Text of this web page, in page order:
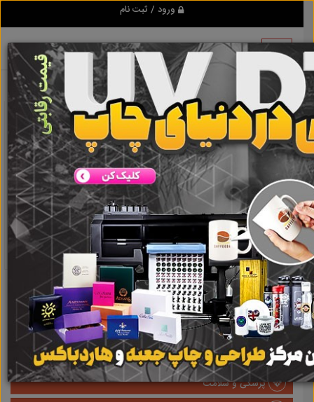
ورود / ثبت نام
نتیجه ای یافت نشد
گروه ها
املاک
صنعتی
پزشکی و سلامت